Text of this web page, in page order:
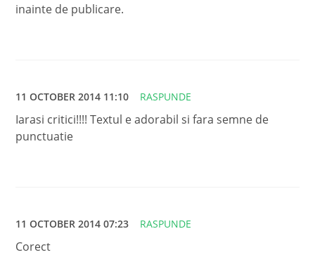
inainte de publicare.
11 OCTOBER 2014 11:10 RASPUNDE
Iarasi critici!!!! Textul e adorabil si fara semne de
punctuatie
11 OCTOBER 2014 07:23 RASPUNDE
Corect